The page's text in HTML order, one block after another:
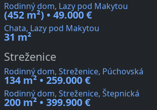
Rodinný dom, Lazy pod Makytou
(452 m²) • 49.000 €
Chata, Lazy pod Makytou
31 m²
Streženice
Rodinný dom, Streženice, Púchovská
134 m² • 259.000 €
Rodinný dom, Streženice, Štepnická
200 m² • 399.900 €